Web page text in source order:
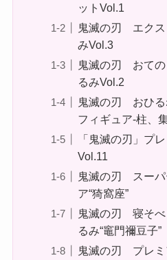
ットVol.1
鬼滅の刃 エクス
みVol.3
鬼滅の刃 おて
るみVol.2
鬼滅の刃 おひ
フィギュア-柱、
「鬼滅の刃」プ
Vol.11
鬼滅の刃 スーパ
ア“猗窩座”
鬼滅の刃 寝そ
るみ“竈門禰󠄀豆子”
鬼滅の刃 プレミ